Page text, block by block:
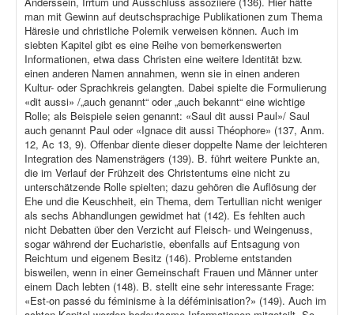
man mit Gewinn auf deutschsprachige Publikationen zum Thema
Häresie und christliche Polemik verweisen können. Auch im
siebten Kapitel gibt es eine Reihe von bemerkenswerten
Informationen, etwa dass Christen eine weitere Identität bzw.
einen anderen Namen annahmen, wenn sie in einen anderen
Kultur- oder Sprachkreis gelangten. Dabei spielte die Formulierung
«dit aussi» /„auch genannt“ oder „auch bekannt“ eine wichtige
Rolle; als Beispiele seien genannt: «Saul dit aussi Paul»/ Saul
auch genannt Paul oder «Ignace dit aussi Théophore» (137, Anm.
12, Ac 13, 9). Offenbar diente dieser doppelte Name der leichteren
Integration des Namensträgers (139). B. führt weitere Punkte an,
die im Verlauf der Frühzeit des Christentums eine nicht zu
unterschätzende Rolle spielten; dazu gehören die Auflösung der
Ehe und die Keuschheit, ein Thema, dem Tertullian nicht weniger
als sechs Abhandlungen gewidmet hat (142). Es fehlten auch
nicht Debatten über den Verzicht auf Fleisch- und Weingenuss,
sogar während der Eucharistie, ebenfalls auf Entsagung von
Reichtum und eigenem Besitz (146). Probleme entstanden
bisweilen, wenn in einer Gemeinschaft Frauen und Männer unter
einem Dach lebten (148). B. stellt eine sehr interessante Frage:
«Est-on passé du féminisme à la déféminisation?» (149). Auch im